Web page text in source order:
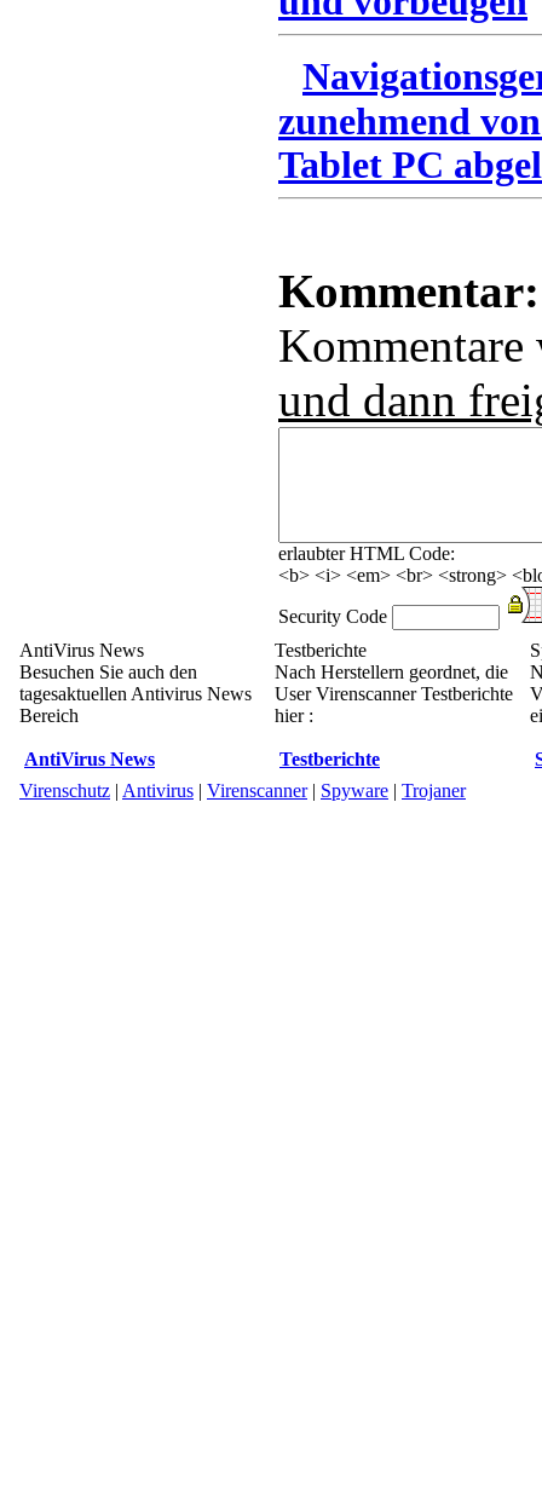
zunehmend
Tablet PC
Kommentar:
und dann
erlaubter HTML Code:
<b> <i> <em> <br> <strong>
Security Code
AntiVirus News
Besuchen Sie auch den
tagesaktuellen Antivirus News
Bereich
AntiVirus News
Testberichte
Nach Herstellern geordnet, die
User Virenscanner Testberichte
hier :
Testberichte
Virenschutz | Antivirus | Virenscanner| Spyware | Trojaner